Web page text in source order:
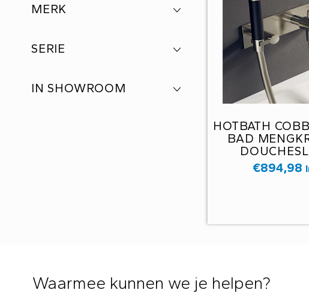
HOTBATH
BAD
HANDDOUCHE
NIKKEL
€894,98
MERK
SERIE
IN SHOWROOM
Waarmee kunnen we je helpen?